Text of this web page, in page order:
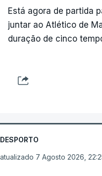
Está agora de partida
juntar ao Atlético de
duração de cinco
DESPORTO
atualizado 7 Agosto 2026,